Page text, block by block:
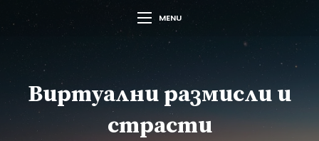
MENU
Виртуални размисли и
страсти